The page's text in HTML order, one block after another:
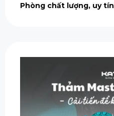
Phòng chất lượng, uy tín